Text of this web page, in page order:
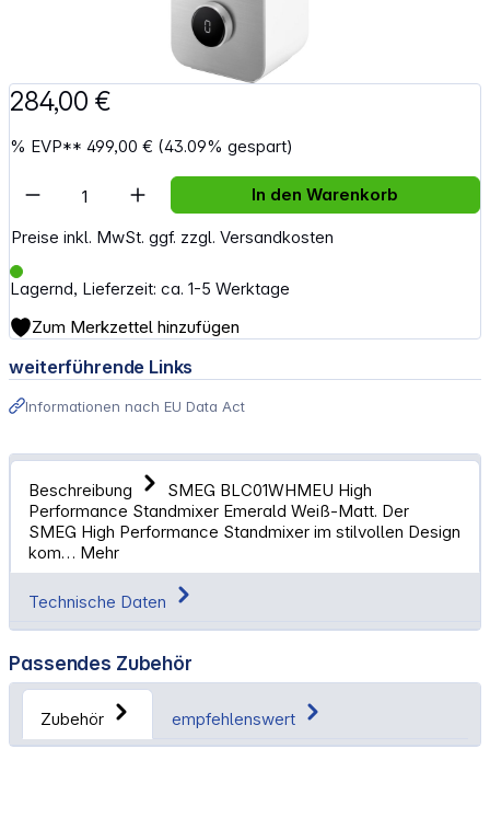
284,00 €
% EVP**499,00 € (43.09% gespart)
Preise inkl. MwSt. ggf. zzgl. Versandkosten
Lagernd, Lieferzeit: ca. 1-5 Werktage
Artikel Anzahl: Gib den gewünschten
In den Warenkorb
Zum Merkzettel hinzufügen
weiterführende Links
Informationen nach EU Data Act
Beschreibung
SMEG BLC01WHMEU High
Performance Standmixer Emerald Weiß-Matt. Der
SMEG High Performance Standmixer im stilvollen Design
kom… Mehr
Technische Daten
Passendes Zubehör
Zubehör empfehlenswert